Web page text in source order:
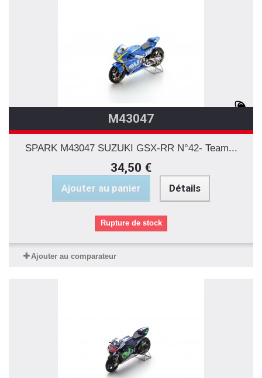
M43047
SPARK M43047 SUZUKI GSX-RR N°42- Team...
34,50 €
Ajouter au panier Détails
Rupture de stock
Ajouter au comparateur